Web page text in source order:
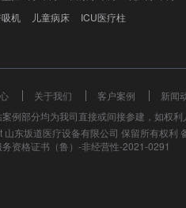
吸机 儿童病床 ICU医疗柱
关于我们 客户案例 新闻
例部分均为我司直接或间接参建，如权
东坂道医疗设备有限公司 保留所有权利
资格证书（鲁）-非经营性-2021-0291